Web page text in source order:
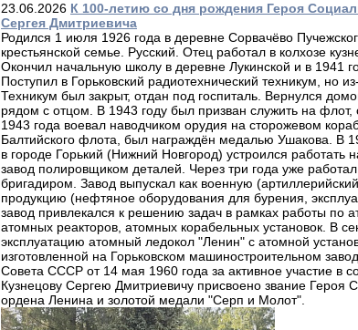
23.06.2026 К 100-летию со дня рождения Героя
Сергея Дмитриевича
Родился 1 июля 1926 года в деревне Сорвачёво
крестьянской семье. Русский. Отец работал в колхозе
Окончил начальную школу в деревне Лукинской и в 1941
Поступил в Горьковский радиотехнический техникум, но
Техникум был закрыт, отдан под госпиталь. Вернулся
рядом с отцом. В 1943 году был призван служить на
1943 года воевал наводчиком орудия на сторожевом
Балтийского флота, был награждён медалью Ушакова. В
в городе Горький (Нижний Новгород) устроился работать
завод полировщиком деталей. Через три года уже
бригадиром. Завод выпускал как военную
продукцию (нефтяное оборудования для бурения,
завод привлекался к решению задач в рамках работы по
атомных реакторов, атомных корабельных установок. В
эксплуатацию атомный ледокол "Ленин" с атомной
изготовленной на Горьковском машиностроительном
Совета СССР от 14 мая 1960 года за активное участие в
Кузнецову Сергею Дмитриевичу присвоено звание Героя
ордена Ленина и золотой медали "Серп и Молот".